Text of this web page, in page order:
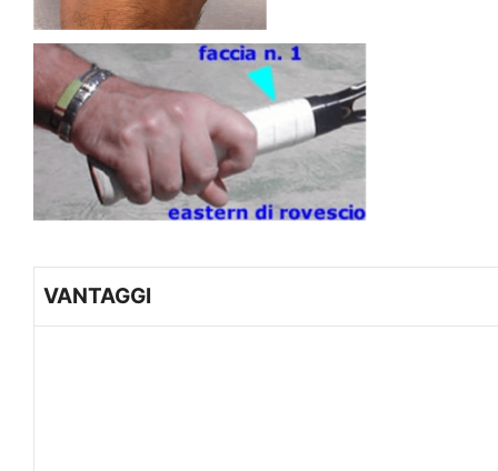
VANTAGGI